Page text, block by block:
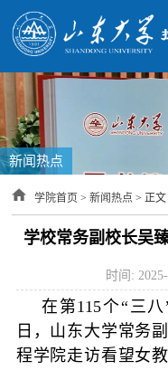
新闻热点
学院首页 >新闻热点 > 正文
学校常务副校长吴
时间:
在第115个“三
日，山东大学常务
程学院走访看望女